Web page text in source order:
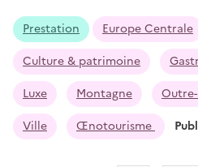
Prestation Europe Centrale
Culture & patrimoine
Luxe
Montagne
Ville
Œnotourisme